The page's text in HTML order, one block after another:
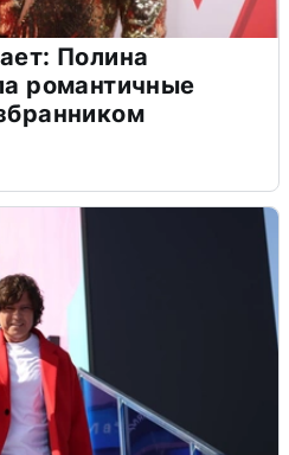
Полина
романтичные